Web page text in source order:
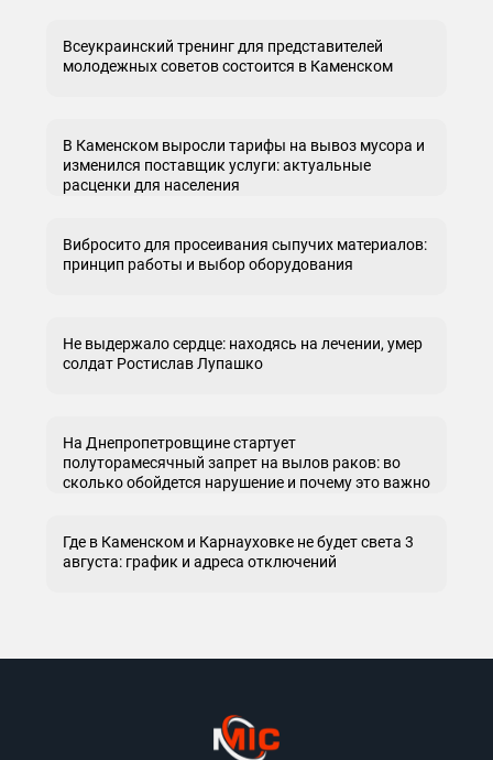
Всеукраинский тренинг для представителей
молодежных советов состоится в Каменском
В Каменском выросли тарифы на вывоз мусора и
изменился поставщик услуги: актуальные
расценки для населения
Вибросито для просеивания сыпучих материалов:
принцип работы и выбор оборудования
Не выдержало сердце: находясь на лечении, умер
солдат Ростислав Лупашко
На Днепропетровщине стартует
полуторамесячный запрет на вылов раков: во
сколько обойдется нарушение и почему это важно
Где в Каменском и Карнауховке не будет света 3
августа: график и адреса отключений